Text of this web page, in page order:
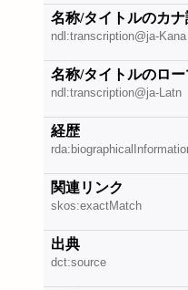
名称/タイトルのカ
ndl:transcription@ja-Kana
名称/タイトルのロ
ndl:transcription@ja-Latn
経歴
関連リンク
skos:exactMatch
出典
dct:source